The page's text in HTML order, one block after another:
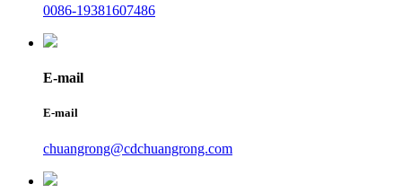
0086-19381607486
E-mail
E-mail
chuangrong@cdchuangrong.com